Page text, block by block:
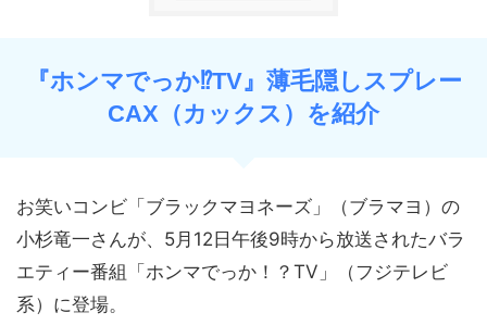
『ホンマでっか⁉︎TV』薄毛隠しスプレー
CAX（カックス）を紹介
お笑いコンビ「ブラックマヨネーズ」（ブラマヨ）の
小杉竜一さんが、5月12日午後9時から放送されたバラ
エティー番組「ホンマでっか！？TV」（フジテレビ
系）に登場。